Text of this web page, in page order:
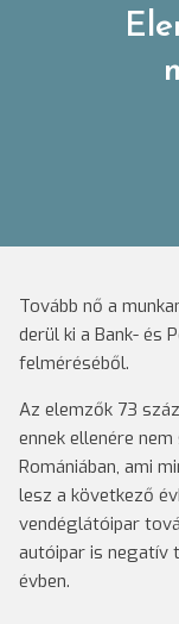
Tovább nő a
derül ki a Bank- és
felméréséből.
Az elemzők 73
ennek ellenére
Romániában, ami
lesz a következő
vendéglátóipar
autóipar is negatív
évben.